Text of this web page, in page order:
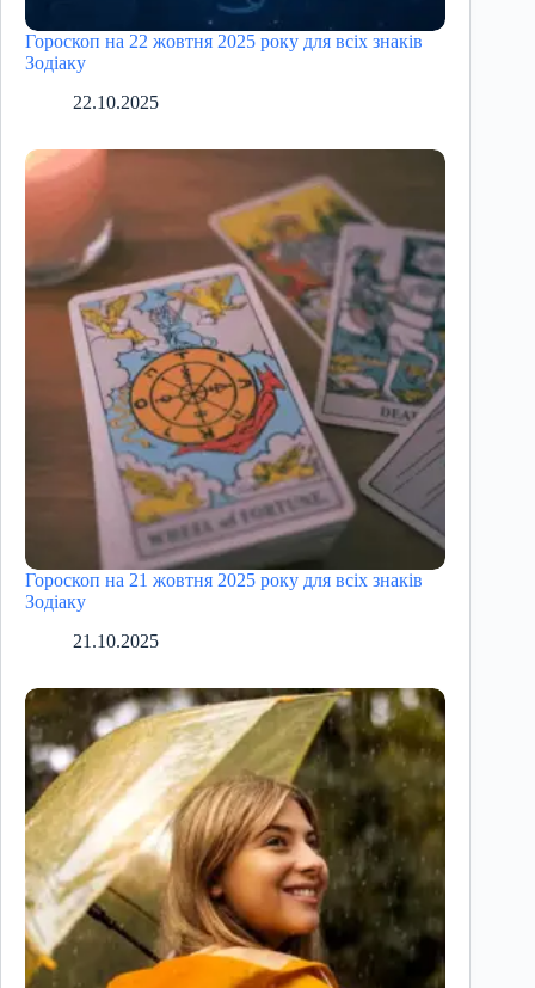
Гороскоп на 22 жовтня 2025 року для всіх знаків
Зодіаку
22.10.2025
Гороскоп на 21 жовтня 2025 року для всіх знаків
Зодіаку
21.10.2025